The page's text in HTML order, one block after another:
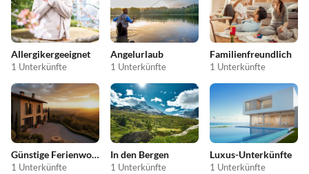
Allergikergeeignet
1 Unterkünfte
Angelurlaub
1 Unterkünfte
Familienfreundlich
1 Unterkünfte
Günstige Ferienwohnungen
1 Unterkünfte
In den Bergen
1 Unterkünfte
Luxus-Unterkünfte
1 Unterkünfte